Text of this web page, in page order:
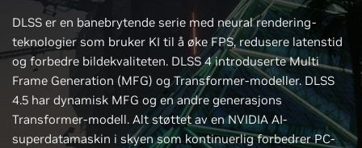
DLSS er en banebrytende serie med neural rendering-
teknologier som bruker KI til å øke FPS, redusere latenstid
og forbedre bildekvaliteten. DLSS 4 introduserte Multi
Frame Generation (MFG) og Transformer-modeller. DLSS
4.5 har dynamisk MFG og en andre generasjons
Transformer-modell. Alt støttet av en NVIDIA AI-
superdatamaskin i skyen som kontinuerlig forbedrer PC-